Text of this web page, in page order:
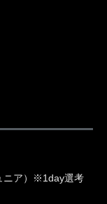
ニア）※1day選考